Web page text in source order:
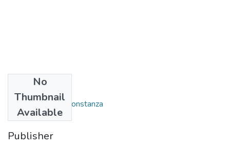
No
Thumbnail
Available
Authors
Dueñas Solarte, Constanza
Publisher